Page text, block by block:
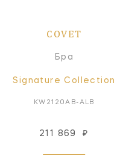
COVET
Бра
Signature Collection
KW2120AB-ALB
211 869 ₽